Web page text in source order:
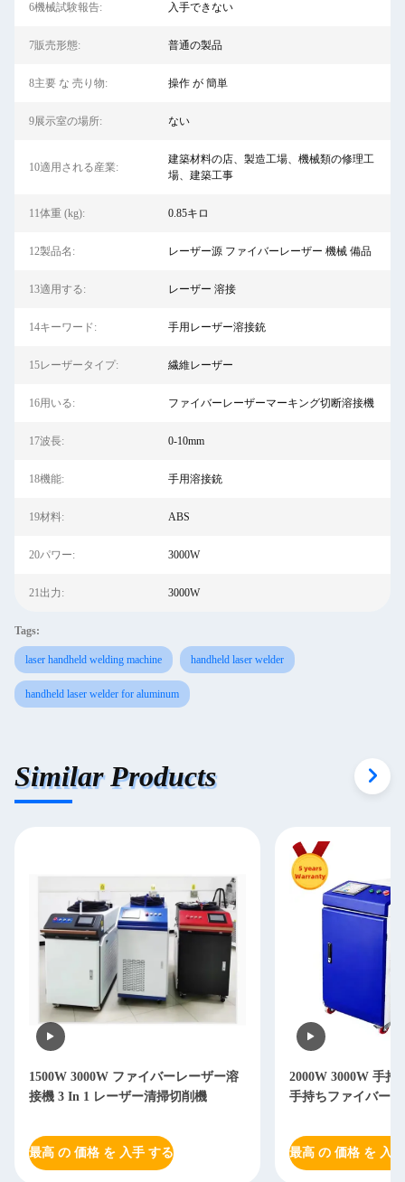
6機械試験報告: 入手できない
7販売形態: 普通の製品
8主要 な 売り物: 操作 が 簡単
9展示室の場所: ない
10適用される産業:
建築材料の店、製造工場、機械類の修理工
場、建築工事
11体重 (kg): 0.85キロ
12製品名: レーザー源 ファイバーレーザー 機械 備品
13適用する: レーザー 溶接
14キーワード: 手用レーザー溶接銃
15レーザータイプ: 繊維レーザー
16用いる: ファイバーレーザーマーキング切断溶接機
17波長: 0-10mm
18機能: 手用溶接銃
19材料: ABS
20パワー: 3000W
21出力: 3000W
Tags:
laser handheld welding machine handheld laser welder
handheld laser welder for aluminum
Similar Products
2000W 3000W 手持ちレーザー溶接機
手持ちファイバーレーザー溶接機
最高 の 価格 を 入手 する
2000W 3000W ハン
溶接機 マックス 3
最高 の 価格 を 入